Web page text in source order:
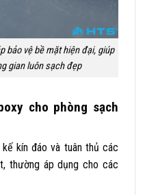
bảo vệ bề mặt hiện đại, giúp
gian luôn sạch đẹp
cho phòng sạch
kín đáo và tuân thủ các
thường áp dụng cho các